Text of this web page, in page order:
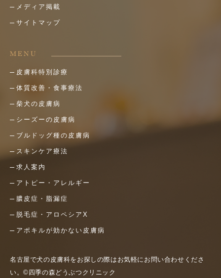
メディア掲載
サイトマップ
MENU
皮膚科特別診療
体質改善・食事療法
柴犬の皮膚病
シーズーの皮膚病
ブルドッグ種の皮膚病
スキンケア療法
求人案内
アトピー・アレルギー
膿皮症・脂漏症
脱毛症・アロペシアX
アポキルが効かない皮膚病
名古屋で犬の皮膚科をお探しの際はお気軽にお問い合わせくださ
い。©四季の森どうぶつクリニック